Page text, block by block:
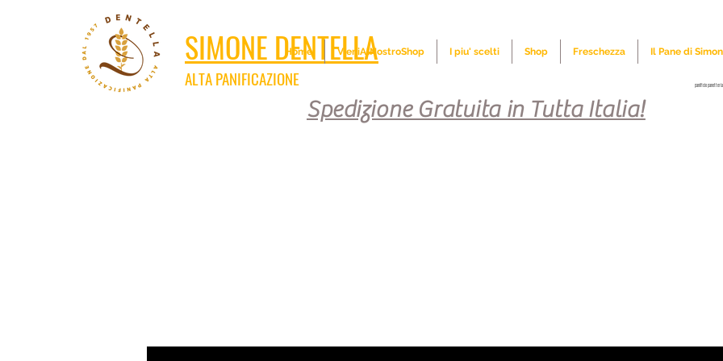
SIMONE DENTELLA
ALTA PANIFICAZIONE
Home VieniAlNostroShop I piu' scelti Shop Freschezza Il Pane di
panificio
Spedizione Gratuita in Tutta Italia!